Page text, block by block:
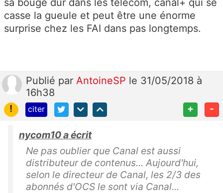
sa bouge dur dans les télécom, canal+ qui se
casse la gueule et peut être une énorme
surprise chez les FAI dans pas longtemps.
Publié par AntoineSP le 31/05/2018 à
16h38
!
citer + -
nycom10 a écrit
Ne pas oublier que Canal est aussi
distributeur de contenus... Aujourd'hui,
selon le directeur de Canal, les 2/3 des
abonnés d'OCS le sont via Canal...